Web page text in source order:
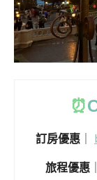
⏰
訂房優惠 ｜
旅程優惠